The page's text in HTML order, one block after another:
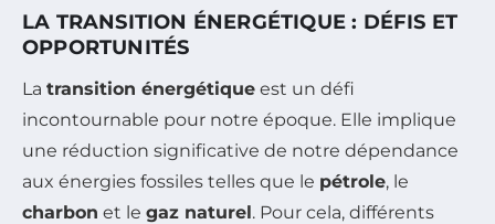
LA TRANSITION ÉNERGÉTIQUE : DÉFIS ET
OPPORTUNITÉS
La transition énergétique est un défi
incontournable pour notre époque. Elle implique
une réduction significative de notre dépendance
aux énergies fossiles telles que le pétrole, le
charbon et le gaz naturel. Pour cela, différents